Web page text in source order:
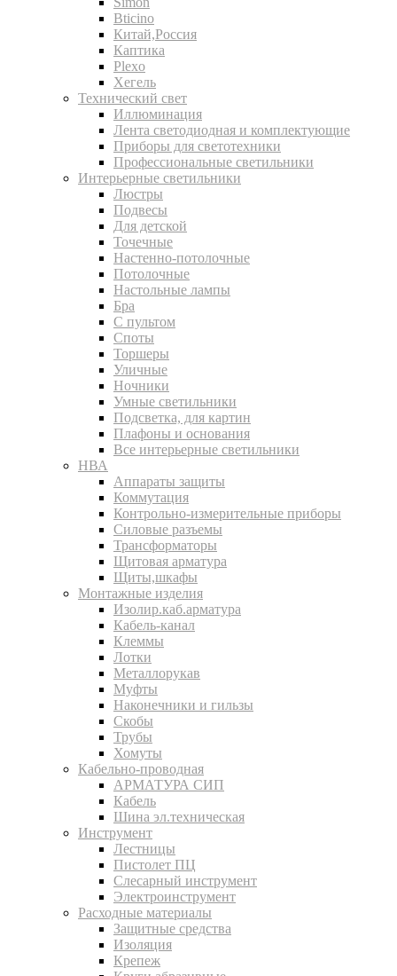
Bticino
Китай,Россия
Каптика
Plexo
Хегель
Технический свет
Иллюминация
Лента светодиодная и комплектующие
Приборы для светотехники
Профессиональные светильники
Интерьерные светильники
Люстры
Подвесы
Для детской
Точечные
Настенно-потолочные
Потолочные
Настольные лампы
Бра
С пультом
Споты
Торшеры
Уличные
Ночники
Умные светильники
Подсветка, для картин
Плафоны и основания
Все интерьерные светильники
НВА
Аппараты защиты
Коммутация
Контрольно-измерительные приборы
Силовые разъемы
Трансформаторы
Щитовая арматура
Щиты,шкафы
Монтажные изделия
Изолир.каб.арматура
Кабель-канал
Клеммы
Лотки
Металлорукав
Муфты
Наконечники и гильзы
Скобы
Трубы
Хомуты
Кабельно-проводная
АРМАТУРА СИП
Кабель
Шина эл.техническая
Инструмент
Лестницы
Пистолет ПЦ
Слесарный инструмент
Электроинструмент
Расходные материалы
Защитные средства
Изоляция
Крепеж